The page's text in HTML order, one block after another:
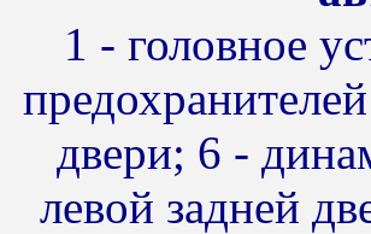
1 - головное
двери; 6 -
левой задней